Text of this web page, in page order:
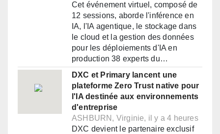
Cet événement virtuel, composé de
12 sessions, aborde l'inférence en
IA, l'IA agentique, le stockage dans
le cloud et la gestion des données
pour les déploiements d'IA en
production 38 experts du…
DXC et Primary lancent une
plateforme Zero Trust native pour
l'IA destinée aux environnements
d'entreprise
ASHBURN, Virginie, il y a 4 heures
DXC devient le partenaire exclusif